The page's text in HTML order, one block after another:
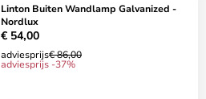
Linton Buiten Wandlamp Galvanized -
Nordlux
€ 54,00
adviesprijs€ 86,00
adviesprijs -37%